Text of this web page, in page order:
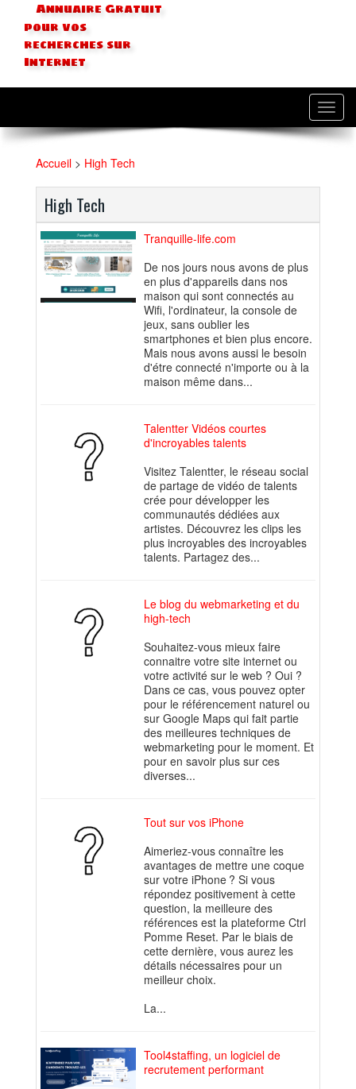
Annuaire Gratuit
pour vos
recherches sur
Internet
Accueil > High Tech
High Tech
Tranquille-life.com
De nos jours nous avons de plus
en plus d'appareils dans nos
maison qui sont connectés au
Wifi, l'ordinateur, la console de
jeux, sans oublier les
smartphones et bien plus encore.
Mais nous avons aussi le besoin
d'étre connecté n'importe ou à la
maison même dans...
Talentter Vidéos courtes
d'incroyables talents
Visitez Talentter, le réseau social
de partage de vidéo de talents
crée pour développer les
communautés dédiées aux
artistes. Découvrez les clips les
plus incroyables des incroyables
talents. Partagez des...
Le blog du webmarketing et du
high-tech
Souhaitez-vous mieux faire
connaitre votre site internet ou
votre activité sur le web ? Oui ?
Dans ce cas, vous pouvez opter
pour le référencement naturel ou
sur Google Maps qui fait partie
des meilleures techniques de
webmarketing pour le moment. Et
pour en savoir plus sur ces
diverses...
Tout sur vos iPhone
Aimeriez-vous connaître les
avantages de mettre une coque
sur votre iPhone ? Si vous
répondez positivement à cette
question, la meilleure des
références est la plateforme Ctrl
Pomme Reset. Par le biais de
cette dernière, vous aurez les
détails nécessaires pour un
meilleur choix.
La...
Tool4staffing, un logiciel de
recrutement performant